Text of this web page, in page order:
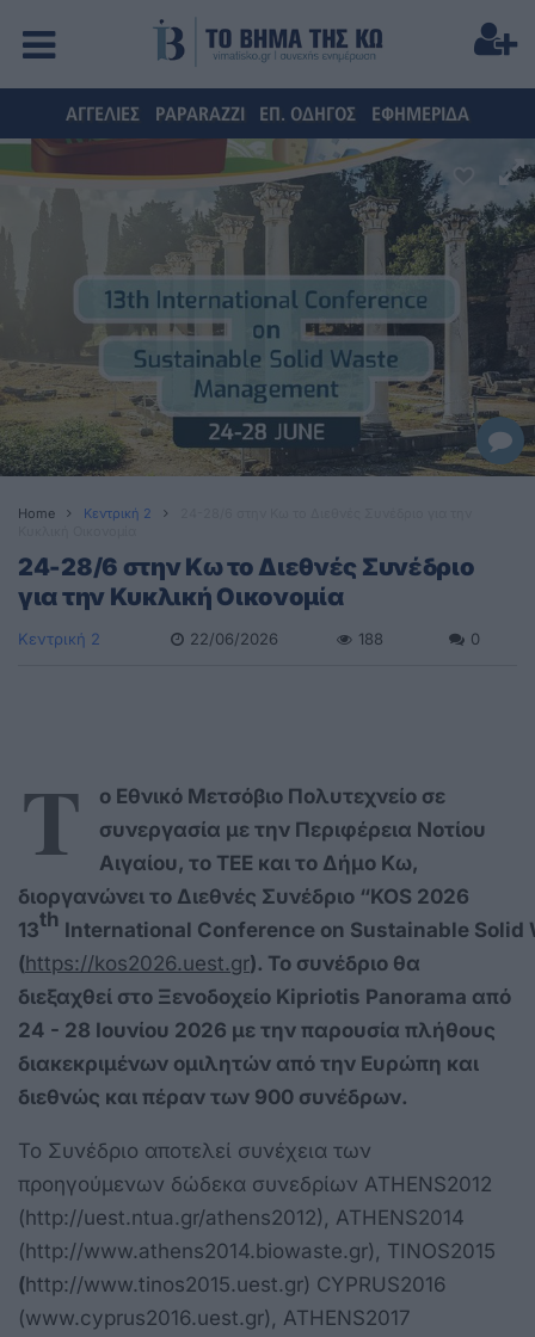
ΑΓΓΕΛΙΕΣ PAPARAZZI ΕΠ. ΟΔΗΓΟΣ ΕΦΗΜΕΡΙΔΑ
Home Κεντρική 2
24-28/6 στην Κω το Διεθνές Συνέδριο
για την Κυκλική Οικονομία
Κεντρική 2 22/06/2026 188 0
Τ
ο Εθνικό Μετσόβιο Πολυτεχνείο σε
συνεργασία με την Περιφέρεια Νοτίου
Αιγαίου, το ΤΕΕ και το Δήμο Κω,
διοργανώνει το Διεθνές Συνέδριο “ΚΟS 2026
13th International Conference on Sustainable Solid
(https://kos2026.uest.gr). Το συνέδριο θα
διεξαχθεί στο Ξενοδοχείο Kipriotis Panorama από
24 - 28 Ιουνίου 2026 με την παρουσία πλήθους
διακεκριμένων ομιλητών από την Ευρώπη και
διεθνώς και πέραν των 900 συνέδρων.
Το Συνέδριο αποτελεί συνέχεια των
προηγούμενων δώδεκα συνεδρίων ATHENS2012
(http://uest.ntua.gr/athens2012), ATHENS2014
(http://www.athens2014.biowaste.gr), TINOS2015
(http://www.tinos2015.uest.gr) CYPRUS2016
(www.cyprus2016.uest.gr), ATHENS2017